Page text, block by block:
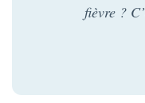
fièvre ?